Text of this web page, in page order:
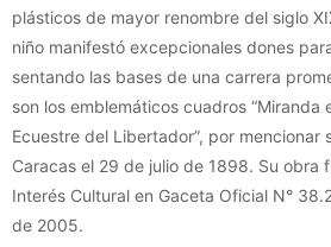
plásticos de mayor renombre del siglo
niño manifestó excepcionales dones
sentando las bases de una carrera
son los emblemáticos cuadros “Miranda
Ecuestre del Libertador”, por mencionar
Caracas el 29 de julio de 1898. Su obra
Interés Cultural en Gaceta Oficial N°
de 2005.